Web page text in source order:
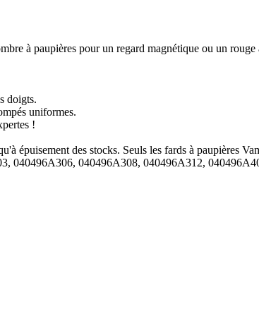
à paupières pour un regard magnétique ou un
doigts.
uniformes.
!
épuisement des stocks. Seuls les fards à paupières
040496A306, 040496A308, 040496A312,